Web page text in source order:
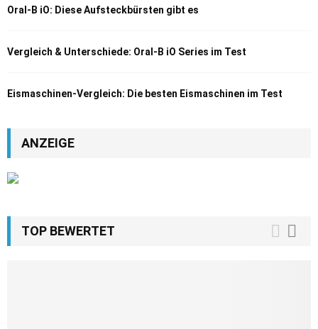
Oral-B iO: Diese Aufsteckbürsten gibt es
Vergleich & Unterschiede: Oral-B iO Series im Test
Eismaschinen-Vergleich: Die besten Eismaschinen im Test
ANZEIGE
TOP BEWERTET